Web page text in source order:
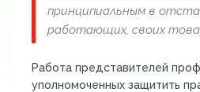
принципиальным в
работающих, своих
Работа представителей
уполномоченных защитить